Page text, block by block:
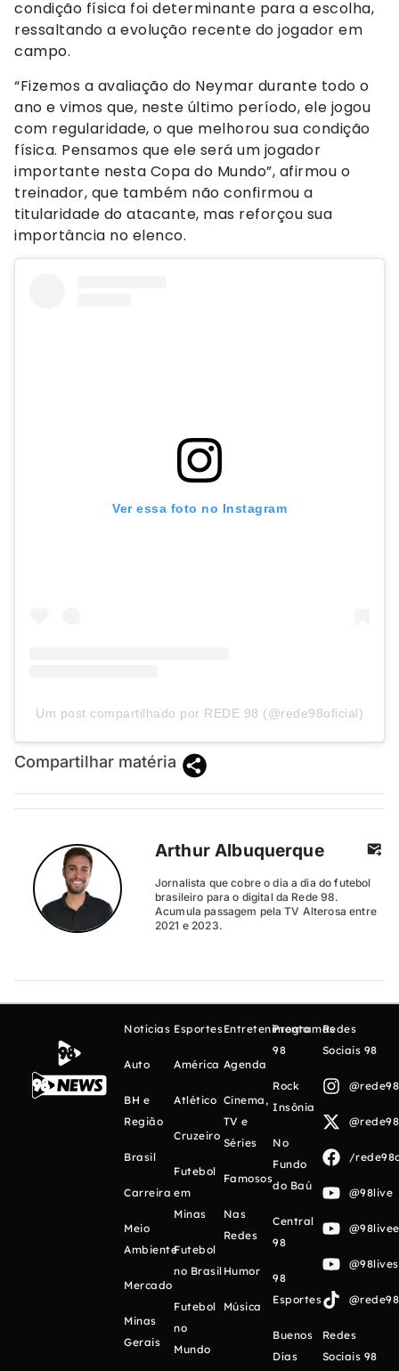
condição física foi determinante para a escolha,
ressaltando a evolução recente do jogador em
campo.
“Fizemos a avaliação do Neymar durante todo o
ano e vimos que, neste último período, ele jogou
com regularidade, o que melhorou sua condição
física. Pensamos que ele será um jogador
importante nesta Copa do Mundo”, afirmou o
treinador, que também não confirmou a
titularidade do atacante, mas reforçou sua
importância no elenco.
Ver essa foto no Instagram
Um post compartilhado por REDE 98 (@rede98oficial)
Compartilhar matéria
Arthur Albuquerque
Jornalista que cobre o dia a dia do futebol
brasileiro para o digital da Rede 98.
Acumula passagem pela TV Alterosa entre
2021 e 2023.
Notícias
Auto
BH e
Região
Brasil
Carreira
Meio
Ambiente
Mercado
Minas
Gerais
Esportes
América
Atlético
Cruzeiro
Futebol
em
Minas
Futebol
no Brasil
Futebol
no
Mundo
Entretenimento
Agenda
Cinema,
TV e
Séries
Famosos
Nas
Redes
Humor
Música
Programas
98
Rock
Insônia
No
Fundo
do Baú
Central
98
98
Esportes
Buenos
Días
Redes
Sociais 98
/
@98live
Redes
Sociais 98